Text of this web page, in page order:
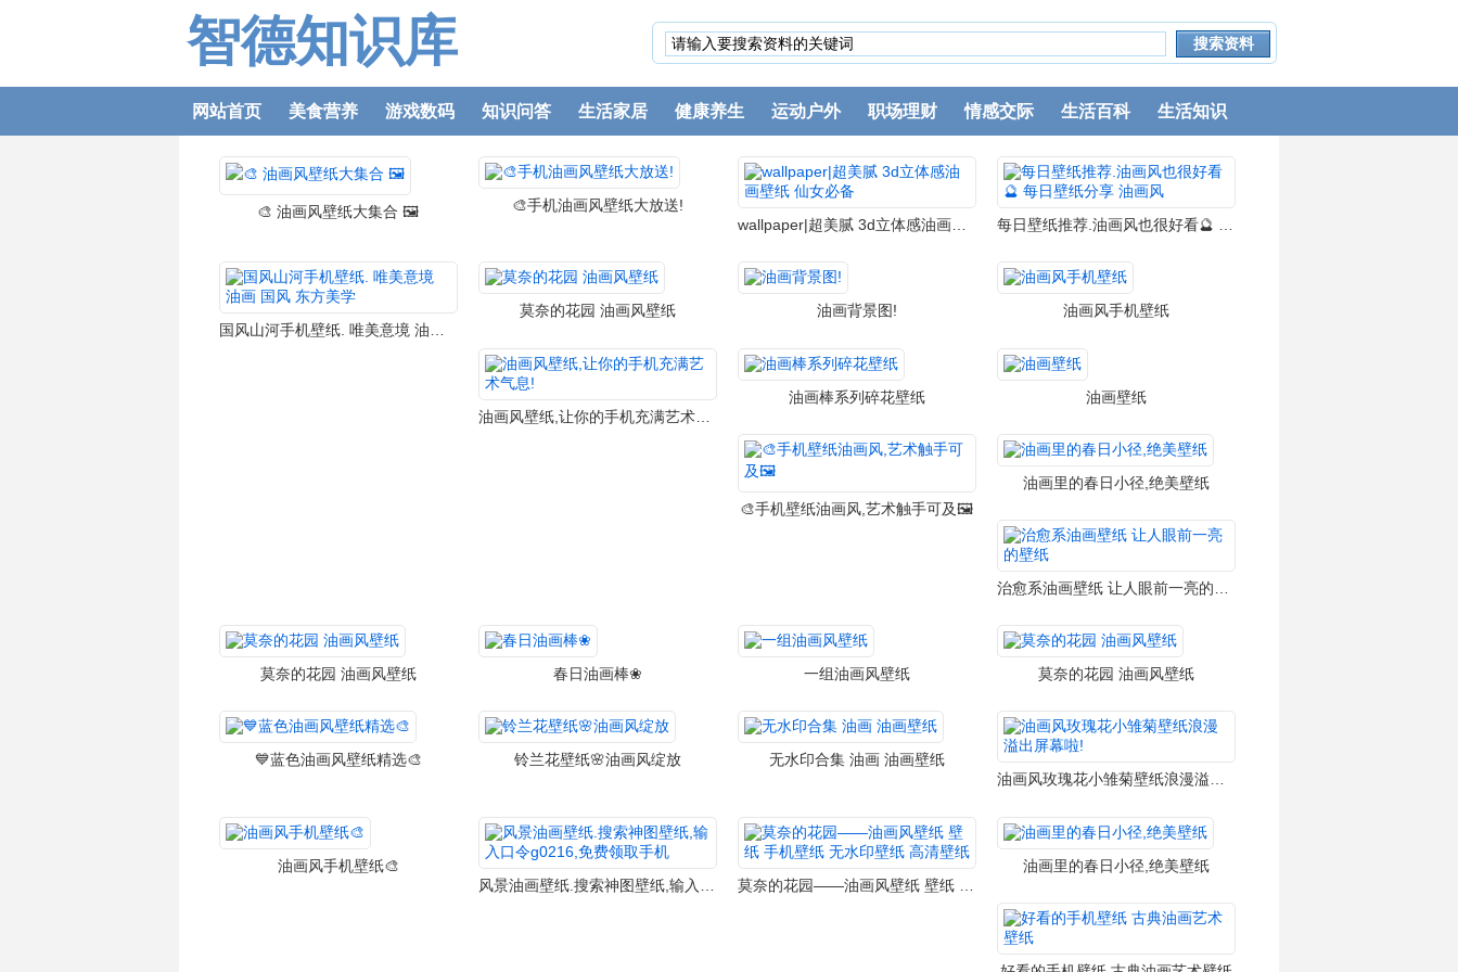
智德知识库
网站首页 美食营养 游戏数码 知识问答 生活家居 健康养生 运动户外 职场理财 情感交际 生活百科 生活知识
🎨 油画风壁纸大集合 🖼️
🎨手机油画风壁纸大放送!
wallpaper|超美腻 3d立体感油画壁纸 仙女必备
国风山河手机壁纸. 唯美意境 油画 国风 东方美学
莫奈的花园 油画风壁纸 油画背景图! 油画风手机壁纸
油画风壁纸,让你的手机充满艺术气息!
油画棒系列碎花壁纸 油画壁纸
🎨手机壁纸油画风,艺术触手可及🖼️
油画里的春日小径,绝美壁纸
莫奈的花园 油画风壁纸 春日油画棒❀ 一组油画风壁纸 莫奈的花园 油画风壁纸
💙蓝色油画风壁纸精选🎨 铃兰花壁纸🌸油画风绽放
无水印合集 油画 油画壁纸
油画风玫瑰花小雏菊壁纸浪漫溢出屏幕啦!
油画风手机壁纸🎨
油画里的春日小径,绝美壁纸